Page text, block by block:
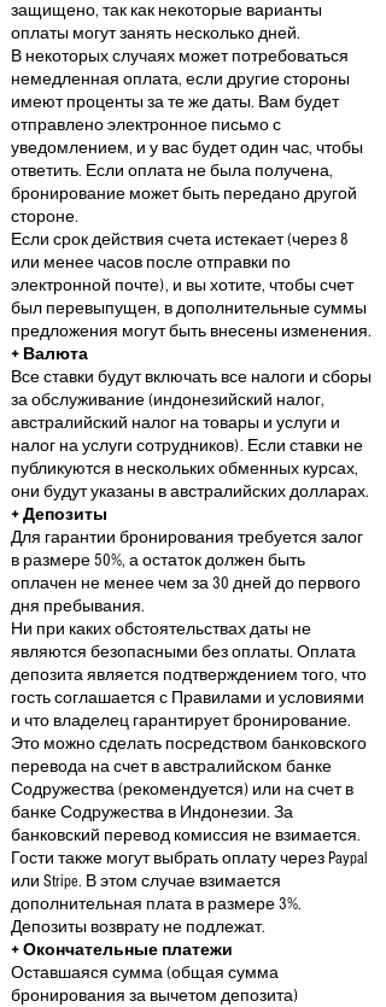
защищено, так как некоторые варианты
оплаты могут занять несколько дней.
В некоторых случаях может потребоваться
немедленная оплата, если другие стороны
имеют проценты за те же даты. Вам будет
отправлено электронное письмо с
уведомлением, и у вас будет один час, чтобы
ответить. Если оплата не была получена,
бронирование может быть передано другой
стороне.
Если срок действия счета истекает (через 8
или менее часов после отправки по
электронной почте), и вы хотите, чтобы счет
был перевыпущен, в дополнительные суммы
предложения могут быть внесены изменения.
+ Валюта
Все ставки будут включать все налоги и сборы
за обслуживание (индонезийский налог,
австралийский налог на товары и услуги и
налог на услуги сотрудников). Если ставки не
публикуются в нескольких обменных курсах,
они будут указаны в австралийских долларах.
+ Депозиты
Для гарантии бронирования требуется залог
в размере 50%, а остаток должен быть
оплачен не менее чем за 30 дней до первого
дня пребывания.
Ни при каких обстоятельствах даты не
являются безопасными без оплаты. Оплата
депозита является подтверждением того, что
гость соглашается с Правилами и условиями
и что владелец гарантирует бронирование.
Это можно сделать посредством банковского
перевода на счет в австралийском банке
Содружества (рекомендуется) или на счет в
банке Содружества в Индонезии. За
банковский перевод комиссия не взимается.
Гости также могут выбрать оплату через Paypal
или Stripe. В этом случае взимается
дополнительная плата в размере 3%.
Депозиты возврату не подлежат.
+ Окончательные платежи
Оставшаяся сумма (общая сумма
бронирования за вычетом депозита)